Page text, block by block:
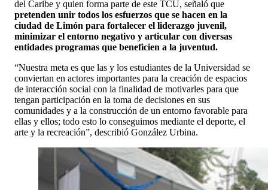
del Caribe y quien forma parte de este TCU, señaló que
pretenden unir todos los esfuerzos que se hacen en la
ciudad de Limón para fortalecer el liderazgo juvenil,
minimizar el entorno negativo y articular con diversas
entidades programas que beneficien a la juventud.
“Nuestra meta es que las y los estudiantes de la Universidad se
conviertan en actores importantes para la creación de espacios
de interacción social con la finalidad de motivarles para que
tengan participación en la toma de decisiones en sus
comunidades y a la construcción de un entorno favorable para
ellas y ellos; todo esto lo conseguimos mediante el deporte, el
arte y la recreación”, describió González Urbina.